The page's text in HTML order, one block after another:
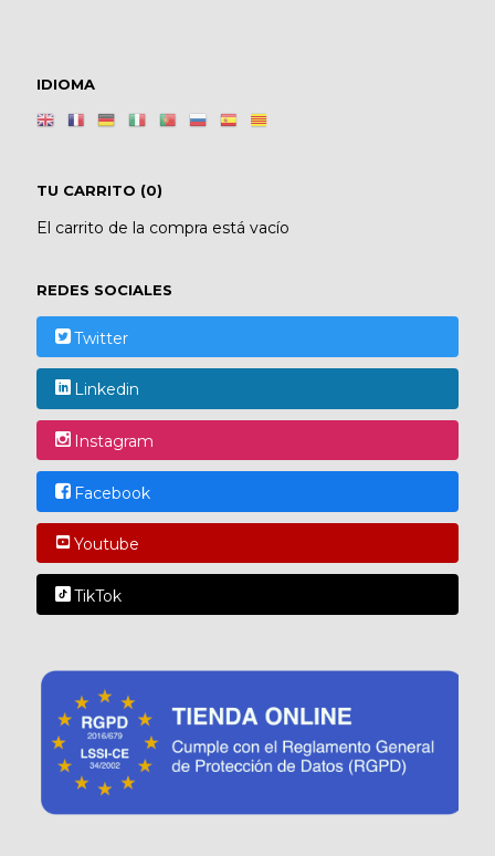
IDIOMA
TU CARRITO (0)
El carrito de la compra está vacío
REDES SOCIALES
Twitter
Linkedin
Instagram
Facebook
Youtube
TikTok